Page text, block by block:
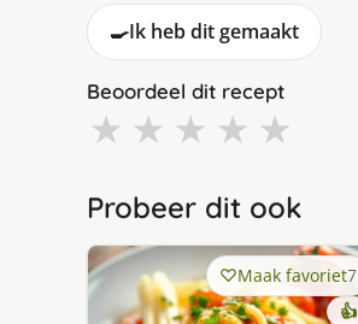
🍳Ik heb dit gemaakt
Beoordeel dit recept
★ ★ ★ ★ ★
Probeer dit ook
Maak favoriet7
👍